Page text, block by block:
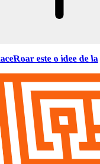
este o idee de la